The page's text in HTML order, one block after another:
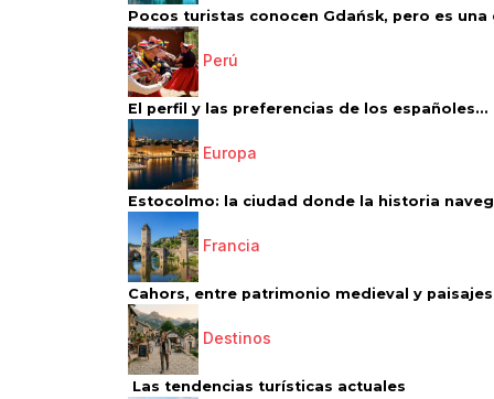
Pocos turistas conocen Gdańsk, pero es una
Perú
El perfil y las preferencias de los españoles...
Europa
Estocolmo: la ciudad donde la historia
Francia
Cahors, entre patrimonio medieval y paisajes
Destinos
Las tendencias turísticas actuales